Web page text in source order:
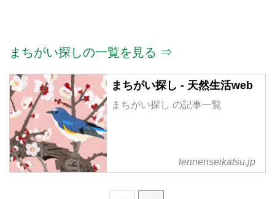
まちがい探しの一覧を見る ⇒
まちがい探し - 天然生活web
まちがい探し の記事一覧
tennenseikatsu.jp